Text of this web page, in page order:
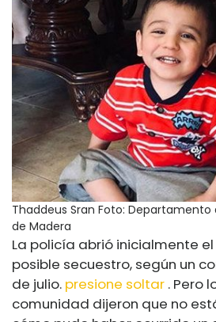
Thaddeus Sran Foto: Departamento
de Madera
La policía abrió inicialmente
posible secuestro, según un
de julio. presione soltar . Pero
comunidad dijeron que no